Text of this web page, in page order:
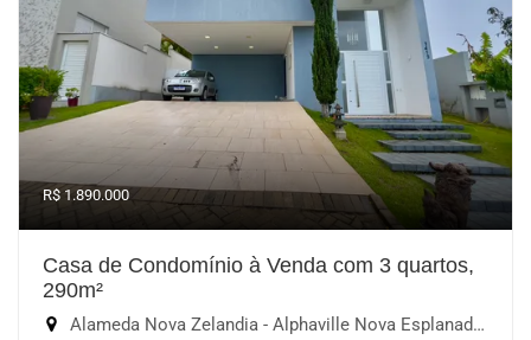
R$ 1.890.000
Casa de Condomínio à Venda com 3 quartos,
290m²
Alameda Nova Zelandia - Alphaville Nova Esplanada I, Votorantim-SP